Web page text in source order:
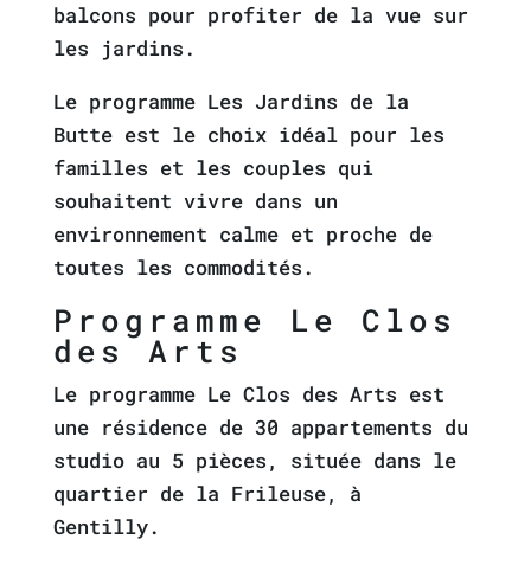
balcons pour profiter de la vue sur
les jardins.
Le programme Les Jardins de la
Butte est le choix idéal pour les
familles et les couples qui
souhaitent vivre dans un
environnement calme et proche de
toutes les commodités.
Programme Le Clos
des Arts
Le programme Le Clos des Arts est
une résidence de 30 appartements du
studio au 5 pièces, située dans le
quartier de la Frileuse, à
Gentilly.